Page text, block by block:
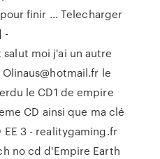
finir ... Telecharger
-
moi j'ai un autre
le
le CD1 de empire
CD ainsi que ma clé
EE 3 - realitygaming.fr
no cd d'Empire Earth